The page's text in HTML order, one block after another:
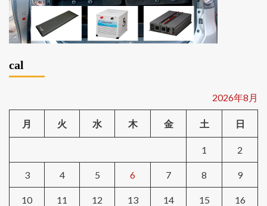
cal
2026年8月
月 火 水 木 金 土 日
1 2
3 4 5 6 7 8 9
10 11 12 13 14 15 16